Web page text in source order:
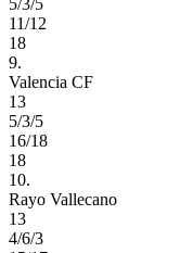
11/12
18
9.
Valencia CF
13
5/3/5
16/18
18
10.
Rayo Vallecano
13
4/6/3